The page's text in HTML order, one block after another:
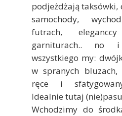
podjeżdżają taksówki,
samochody,
futrach,
garniturach.. no
wszystkiego my:
w spranych
ręce i
Idealnie tutaj
Wchodzimy do